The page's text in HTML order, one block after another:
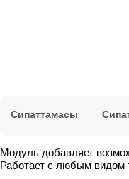
Сипаттамасы
Модуль добавляет
Работает с любым видом